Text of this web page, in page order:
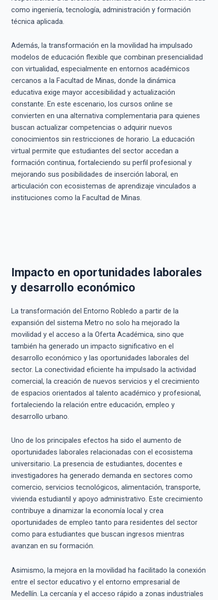
como ingeniería, tecnología, administración y formación
técnica aplicada.
Además, la transformación en la movilidad ha impulsado
modelos de educación flexible que combinan presencialidad
con virtualidad, especialmente en entornos académicos
cercanos a la Facultad de Minas, donde la dinámica
educativa exige mayor accesibilidad y actualización
constante. En este escenario, los cursos online se
convierten en una alternativa complementaria para quienes
buscan actualizar competencias o adquirir nuevos
conocimientos sin restricciones de horario. La educación
virtual permite que estudiantes del sector accedan a
formación continua, fortaleciendo su perfil profesional y
mejorando sus posibilidades de inserción laboral, en
articulación con ecosistemas de aprendizaje vinculados a
instituciones como la Facultad de Minas.
Impacto en oportunidades laborales
y desarrollo económico
La transformación del Entorno Robledo a partir de la
expansión del sistema Metro no solo ha mejorado la
movilidad y el acceso a la Oferta Académica, sino que
también ha generado un impacto significativo en el
desarrollo económico y las oportunidades laborales del
sector. La conectividad eficiente ha impulsado la actividad
comercial, la creación de nuevos servicios y el crecimiento
de espacios orientados al talento académico y profesional,
fortaleciendo la relación entre educación, empleo y
desarrollo urbano.
Uno de los principales efectos ha sido el aumento de
oportunidades laborales relacionadas con el ecosistema
universitario. La presencia de estudiantes, docentes e
investigadores ha generado demanda en sectores como
comercio, servicios tecnológicos, alimentación, transporte,
vivienda estudiantil y apoyo administrativo. Este crecimiento
contribuye a dinamizar la economía local y crea
oportunidades de empleo tanto para residentes del sector
como para estudiantes que buscan ingresos mientras
avanzan en su formación.
Asimismo, la mejora en la movilidad ha facilitado la conexión
entre el sector educativo y el entorno empresarial de
Medellín. La cercanía y el acceso rápido a zonas industriales